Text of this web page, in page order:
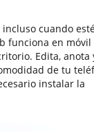
cuando
funciona en móvil
Edita, anota
de tu
instalar la